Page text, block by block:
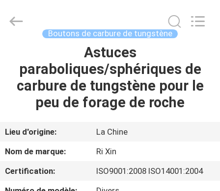
PRODUITS
SUJET
DE
NOUS
Cemented
Carbide
Boutons de carbure de tungstène
Astuces
paraboliques/sphériques de
carbure de tungstène pour le
peu de forage de roche
Lieu d'origine:
La Chine
Nom de marque:
Ri Xin
Certification:
ISO9001:2008 ISO14001:2004